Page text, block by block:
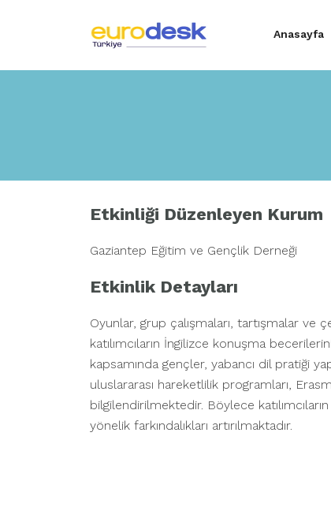
Anasayfa
Etkinliği Düzenleyen Kurum
Gaziantep Eğitim ve Gençlik Derneği
Etkinlik Detayları
Oyunlar, grup çalışmaları, tartışmalar ve
katılımcıların İngilizce konuşma
kapsamında gençler, yabancı dil pratiği
uluslararası hareketlilik programları,
bilgilendirilmektedir. Böylece
yönelik farkındalıkları artırılmaktadır.